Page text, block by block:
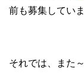
前も募集してい
それでは、また～